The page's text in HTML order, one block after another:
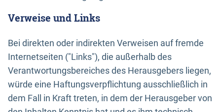
Verweise und Links
Bei direkten oder indirekten Verweisen auf fremde
Internetseiten ("Links"), die außerhalb des
Verantwortungsbereiches des Herausgebers liegen,
würde eine Haftungsverpflichtung ausschließlich in
dem Fall in Kraft treten, in dem der Herausgeber von